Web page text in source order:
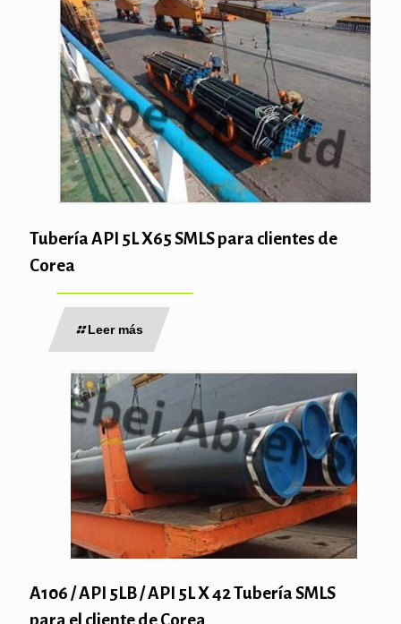
Tubería API 5L X65 SMLS para clientes de
Corea
Leer más
A106 / API 5LB / API 5L X 42 Tubería SMLS
para el cliente de Corea